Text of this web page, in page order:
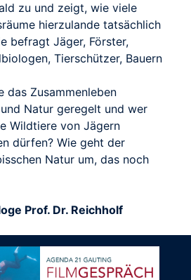
zu und zeigt, wie viele
hierzulande tatsächlich
befragt Jäger, Förster,
Tierschützer, Bauern
das Zusammenleben
Natur geregelt und wer
Wildtiere von Jägern
dürfen? Wie geht der
Natur um, das noch
Prof. Dr. Reichholf